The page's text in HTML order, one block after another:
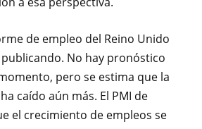
de empleo del Reino Unido
No hay pronóstico
pero se estima que la
caído aún más. El PMI de
el crecimiento de empleos se